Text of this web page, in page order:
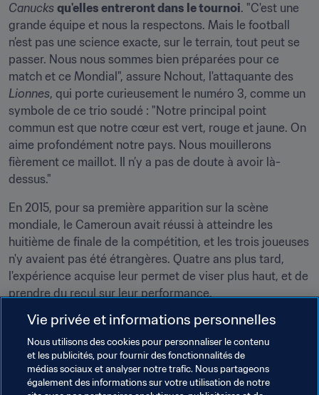
Canucks qu'elles entreront dans le tournoi. "C'est une
grande équipe et nous la respectons. Mais le football
n’est pas une science exacte, sur le terrain, tout peut se
passer. Nous nous sommes bien préparées pour ce
Lionnes, qui porte curieusement le numéro 3, comme un
symbole de ce trio soudé : "Notre principal point
commun est que notre cœur est vert, rouge et jaune. On
aime profondément notre pays. Nous mouillerons
fièrement ce maillot. Il n’y a pas de doute à avoir là-
dessus."
En 2015, pour sa première apparition sur la scène
mondiale, le Cameroun avait réussi à atteindre les
huitième de finale de la compétition, et les trois joueuses
n'y avaient pas été étrangères. Quatre ans plus tard,
l'expérience acquise leur permet de viser plus haut, et de
prendre du recul sur leur performance.
"Passer un tour pour une première participation peut
paraître satisfaisant mais, après coup, j’estime que nous
pouvions faire plus", juge Onguené. "Nous sommes
Camerounaises. Notre pays aime profondément le
Vie privée et informations personnelles
Nous utilisons des cookies pour personnaliser le contenu
et les publicités, pour fournir des fonctionnalités de
médias sociaux et analyser notre trafic. Nous partageons
également des informations sur votre utilisation de notre